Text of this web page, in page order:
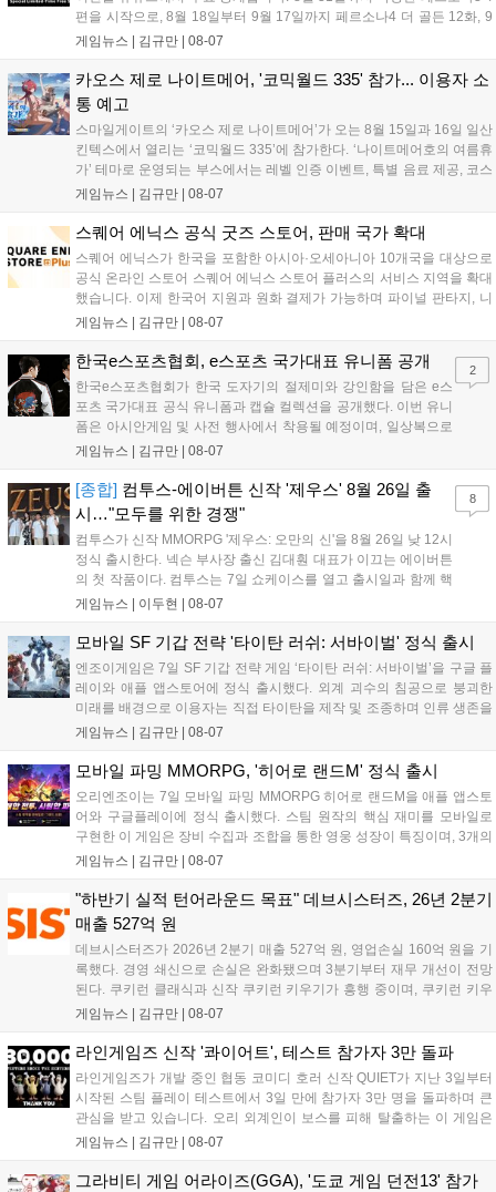
편을 시작으로, 8월 18일부터 9월 17일까지 페르소나4 더 골든 12화, 9
월 15일부터 10월 14일까지 페르소나5 시리즈가 순차 공개됩니다. 또한
영상 및 대형 전광판에 소개될 예정입니다....
게임뉴스 | 김규만 08-07
카오스 제로 나이트메어, '코믹월드 335' 참가... 이용자 소
통 예고
스마일게이트의 ‘카오스 제로 나이트메어’가 오는 8월 15일과 16일 일산
킨텍스에서 열리는 ‘코믹월드 335’에 참가한다. ‘나이트메어호의 여름휴
가’ 테마로 운영되는 부스에서는 레벨 인증 이벤트, 특별 음료 제공, 코스
프레 모델 포토존 등 다채로운 행사가 진행된다. 유명 코스어 7인이 캐릭
세한 정보는 공식 커뮤니티에서 확인 가능하다....
게임뉴스 | 김규만 08-07
스퀘어 에닉스 공식 굿즈 스토어, 판매 국가 확대
스퀘어 에닉스가 한국을 포함한 아시아·오세아니아 10개국을 대상으로
공식 온라인 스토어 스퀘어 에닉스 스토어 플러스의 서비스 지역을 확대
했습니다. 이제 한국어 지원과 원화 결제가 가능하며 파이널 판타지, 니
어 등 주요 게임의 피규어, 굿즈를 구매할 수 있습니다. 신상품이 순차적
용 가능합니다....
게임뉴스 | 김규만 08-07
한국e스포츠협회, e스포츠 국가대표 유니폼 공개
한국e스포츠협회가 한국 도자기의 절제미와 강인함을 담은 e스
포츠 국가대표 공식 유니폼과 캡슐 컬렉션을 공개했다. 이번 유니
폼은 아시안게임 및 사전 행사에서 착용될 예정이며, 일상복으로
구성된 컬렉션은 오는 8월 28일부터 골스튜디오 공식 홈페이지
서는 대회 규정에 따라 별도의 유니폼을 착용할 계획이다....
게임뉴스 | 김규만 08-07
2
[종합] 컴투스-에이버튼 신작 '제우스' 8월 26일 출
시…"모두를 위한 경쟁"
컴투스가 신작 MMORPG '제우스: 오만의 신'을 8월 26일 낮 12시
정식 출시한다. 넥슨 부사장 출신 김대훤 대표가 이끄는 에이버튼
의 첫 작품이다. 컴투스는 7일 쇼케이스를 열고 출시일과 함께 핵
심 콘텐츠, 유료화 정책, 운영 방향을 공개했다. 캐릭터명 선점은
의 오만으로 균열이...
게임뉴스 | 이두현 08-07
8
모바일 SF 기갑 전략 '타이탄 러쉬: 서바이벌' 정식 출시
엔조이게임은 7일 SF 기갑 전략 게임 ‘타이탄 러쉬: 서바이벌’을 구글 플
레이와 애플 앱스토어에 정식 출시했다. 외계 괴수의 침공으로 붕괴한
미래를 배경으로 이용자는 직접 타이탄을 제작 및 조종하며 인류 생존을
위한 전투를 펼친다. 지휘관 모집, 피난처 운영, 연맹 협동 콘텐츠가 특징
지원 보상을 제공한다. 상세 내용은 공식 커뮤니티에서 확인 가능하다....
게임뉴스 | 김규만 08-07
모바일 파밍 MMORPG, '히어로 랜드M' 정식 출시
오리엔조이는 7일 모바일 파밍 MMORPG 히어로 랜드M을 애플 앱스토
어와 구글플레이에 정식 출시했다. 스팀 원작의 핵심 재미를 모바일로
구현한 이 게임은 장비 수집과 조합을 통한 영웅 성장이 특징이며, 3개의
무기 스킬을 활용한 전략적 전투와 길드전 등 다양한 콘텐츠를 제공한
혜택을 지급하며, 상세 내용은 공식 라운지에서 확인할 수 있다. 이용자
는 게임 접속 및 주요 콘텐츠 플레이를 통해 성장을 지원받을 수 있다....
게임뉴스 | 김규만 08-07
"하반기 실적 턴어라운드 목표" 데브시스터즈, 26년 2분기
매출 527억 원
데브시스터즈가 2026년 2분기 매출 527억 원, 영업손실 160억 원을 기
록했다. 경영 쇄신으로 손실은 완화됐으며 3분기부터 재무 개선이 전망
된다. 쿠키런 클래식과 신작 쿠키런 키우기가 흥행 중이며, 쿠키런 키우
기는 13일 첫 업데이트를 시작으로 2주 간격의 콘텐츠를 제공한다. 또한
이다. 회사는 비용 효율화와 신작 흥행을 통해 하반기 실적 턴어라운드
를 이끌 방침이다....
게임뉴스 | 김규만 08-07
라인게임즈 신작 '콰이어트', 테스트 참가자 3만 돌파
라인게임즈가 개발 중인 협동 코미디 호러 신작 QUIET가 지난 3일부터
시작된 스팀 플레이 테스트에서 3일 만에 참가자 3만 명을 돌파하며 큰
관심을 받고 있습니다. 오리 외계인이 보스를 피해 탈출하는 이 게임은
최대 4인 협동을 지원하며, 소음 관리와 물리 법칙을 활용한 전략적 플레
을 개선 중이며, 상세 정보는 스팀 페이지에서 확인 가능합니다....
게임뉴스 | 김규만 08-07
그라비티 게임 어라이즈(GGA), '도쿄 게임 던전13' 참가